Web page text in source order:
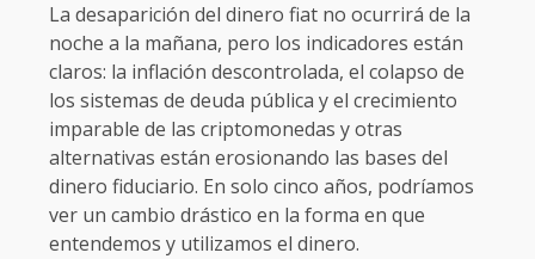
La desaparición del dinero fiat no ocurrirá de la
noche a la mañana, pero los indicadores están
claros: la inflación descontrolada, el colapso de
los sistemas de deuda pública y el crecimiento
imparable de las criptomonedas y otras
alternativas están erosionando las bases del
dinero fiduciario. En solo cinco años, podríamos
ver un cambio drástico en la forma en que
entendemos y utilizamos el dinero.